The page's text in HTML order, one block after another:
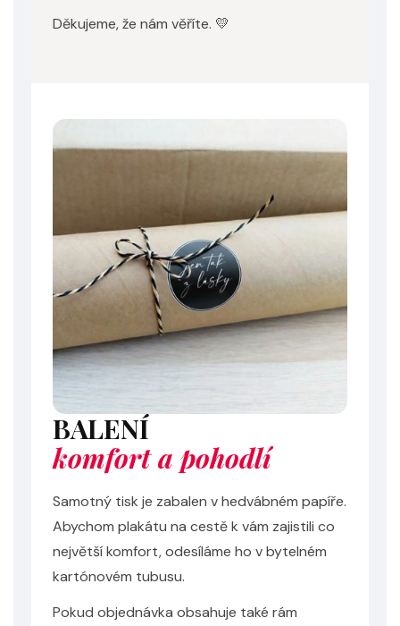
Děkujeme, že nám věříte. 💛
BALENÍ
komfort a pohodlí
Samotný tisk je zabalen v hedvábném papíře.
Abychom plakátu na cestě k vám zajistili co
největší komfort, odesíláme ho v bytelném
kartónovém tubusu.
Pokud objednávka obsahuje také rám